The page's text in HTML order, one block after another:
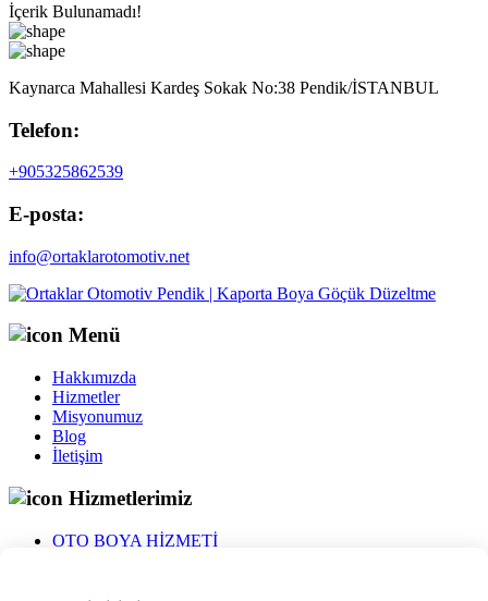
İçerik Bulunamadı!
Kaynarca Mahallesi Kardeş Sokak No:38 Pendik/İSTANBUL
Telefon:
+905325862539
E-posta:
info@ortaklarotomotiv.net
Menü
Hakkımızda
Hizmetler
Misyonumuz
Blog
İletişim
Hizmetlerimiz
OTO BOYA HİZMETİ